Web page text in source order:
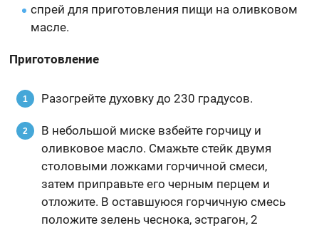
спрей для приготовления пищи на оливковом
масле.
Приготовление
Разогрейте духовку до 230 градусов.
В небольшой миске взбейте горчицу и
оливковое масло. Смажьте стейк двумя
столовыми ложками горчичной смеси,
затем приправьте его черным перцем и
отложите. В оставшуюся горчичную смесь
положите зелень чеснока, эстрагон, 2